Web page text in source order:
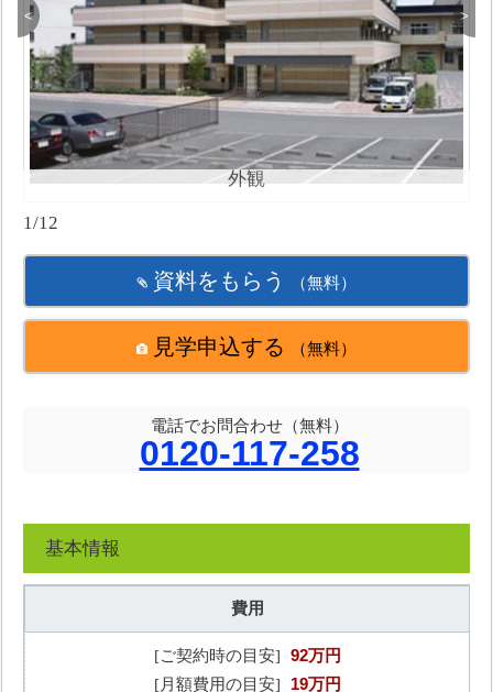
<
外観
>
1/12
資料をもらう （無料）
見学申込する （無料）
電話でお問合わせ（無料）
0120-117-258
基本情報
費用
[ご契約時の目安] 92万円
[月額費用の目安] 19万円